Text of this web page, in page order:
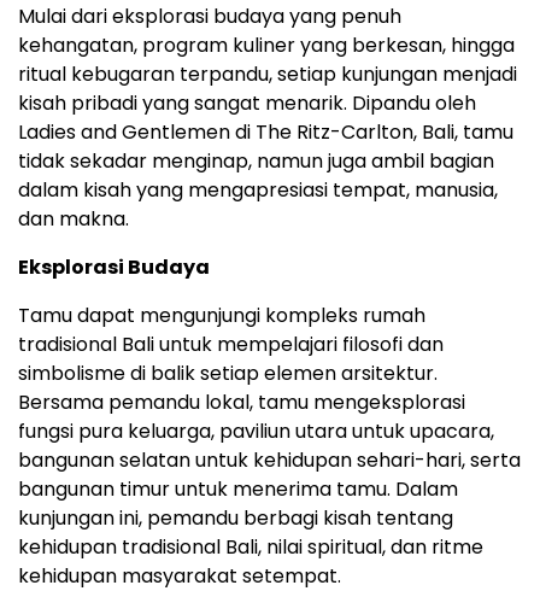
Mulai dari eksplorasi budaya yang penuh
kehangatan, program kuliner yang berkesan, hingga
ritual kebugaran terpandu, setiap kunjungan menjadi
kisah pribadi yang sangat menarik. Dipandu oleh
Ladies and Gentlemen di The Ritz-Carlton, Bali, tamu
tidak sekadar menginap, namun juga ambil bagian
dalam kisah yang mengapresiasi tempat, manusia,
dan makna.
Eksplorasi Budaya
Tamu dapat mengunjungi kompleks rumah
tradisional Bali untuk mempelajari filosofi dan
simbolisme di balik setiap elemen arsitektur.
Bersama pemandu lokal, tamu mengeksplorasi
fungsi pura keluarga, paviliun utara untuk upacara,
bangunan selatan untuk kehidupan sehari-hari, serta
bangunan timur untuk menerima tamu. Dalam
kunjungan ini, pemandu berbagi kisah tentang
kehidupan tradisional Bali, nilai spiritual, dan ritme
kehidupan masyarakat setempat.